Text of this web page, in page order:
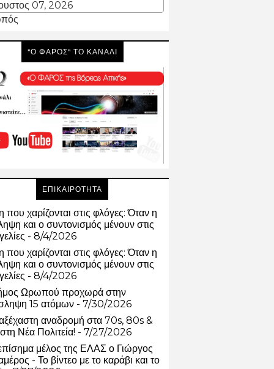
07, 2026
"Ο ΦΑΡΟΣ" ΤΟ ΚΑΝΑΛΙ
ΕΠΙΚΑΙΡΟΤΗΤΑ
που χαρίζονται στις φλόγες: Όταν η
και ο συντονισμός μένουν στις
- 8/4/2026
που χαρίζονται στις φλόγες: Όταν η
και ο συντονισμός μένουν στις
- 8/4/2026
Ωρωπού προχωρά στην
15 ατόμων - 7/30/2026
αναδρομή στα 70s, 80s &
Νέα Πολιτεία! - 7/27/2026
μέλος της ΕΛΑΣ ο Γιώργος
- Το βίντεο με το καράβι και το